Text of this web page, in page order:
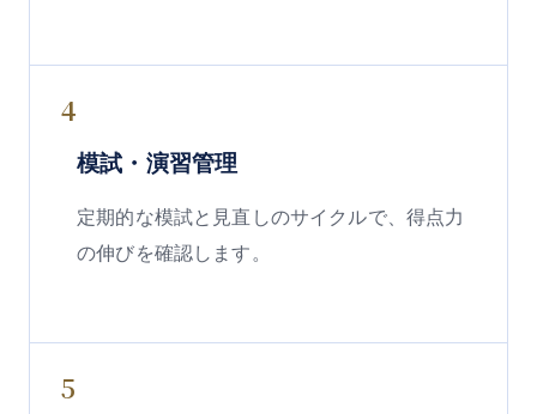
4
模試・演習管理
定期的な模試と見直しのサイクルで、得点力
の伸びを確認します。
5